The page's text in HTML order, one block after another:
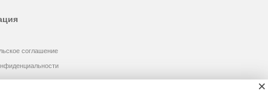
соглашение
×